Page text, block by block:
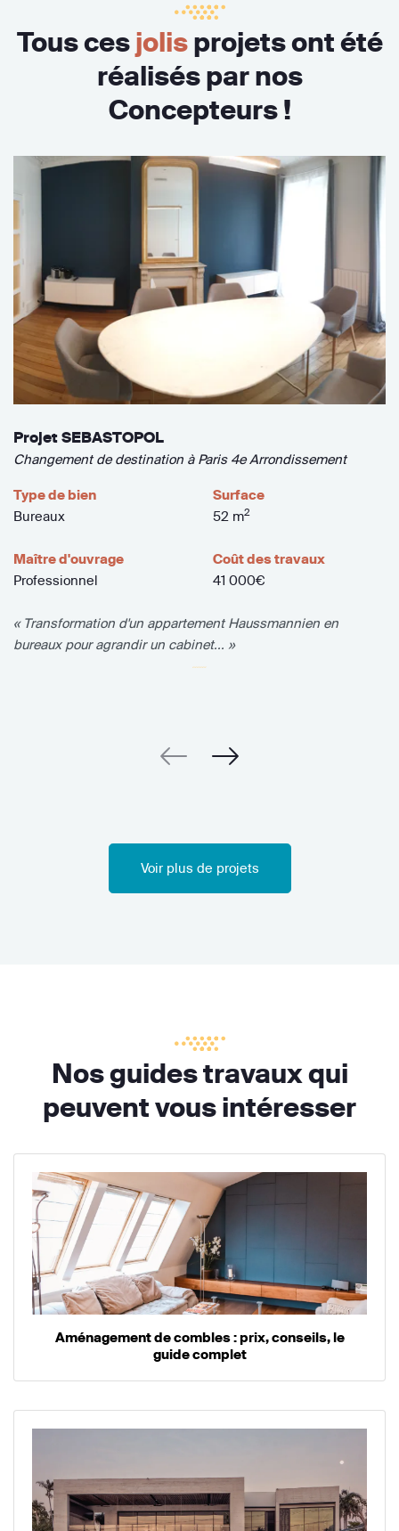
Tous cesjolisprojets ont été
réalisés par nos
Concepteurs !
Projet SEBASTOPOL
Changement de destination à Paris 4e Arrondissement
Type de bien
Bureaux
Surface
52 m2
Maître d'ouvrage
Professionnel
Coût des travaux
41 000€
« Transformation d'un appartement Haussmannien en
bureaux pour agrandir un cabinet... »
Voir plus de projets
Nos guides travaux qui
peuvent vous intéresser
Aménagement de combles : prix, conseils, le
guide complet